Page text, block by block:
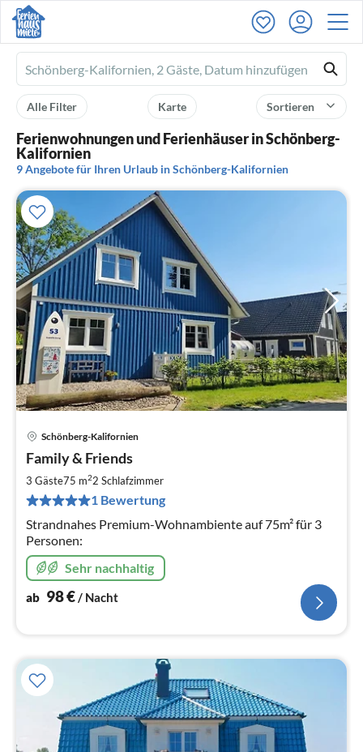
Ferienhausmiete
logo
Sortieren
Karte
Alle Filter
Ferienwohnungen und Ferienhäuser in Schönberg-
Kalifornien
9 Angebote für Ihren Urlaub in Schönberg-Kalifornien
Schönberg-Kalifornien
Family & Friends
3 Gäste75 m22 Schlafzimmer
1 Bewertung
Strandnahes Premium-Wohnambiente auf 75m² für 3
Personen:
Sehr nachhaltig
ab 98€/ Nacht